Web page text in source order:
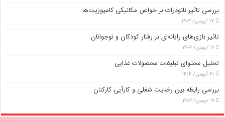
بررسی تاثیر نانوذرات بر خواص مکانیکی کامپوزیت‌ها
۲۲ /بهمن/ ۱۴۰۴
تاثیر بازی‌های رایانه‌ای بر رفتار کودکان و نوجوانان
۲۱ /بهمن/ ۱۴۰۴
تحلیل محتوای تبلیغات محصولات غذایی
۲۰ /بهمن/ ۱۴۰۴
بررسی رابطه بین رضایت شغلی و کارآیی کارکنان
۱۹ /بهمن/ ۱۴۰۴